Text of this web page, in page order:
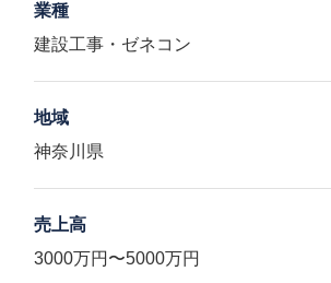
業種
建設工事・ゼネコン
地域
神奈川県
売上高
3000万円〜5000万円